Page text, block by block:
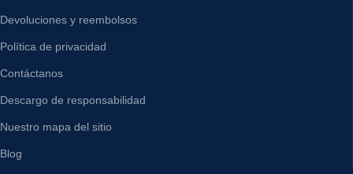
Devoluciones y reembolsos
Política de privacidad
Contáctanos
Descargo de responsabilidad
Nuestro mapa del sitio
Blog